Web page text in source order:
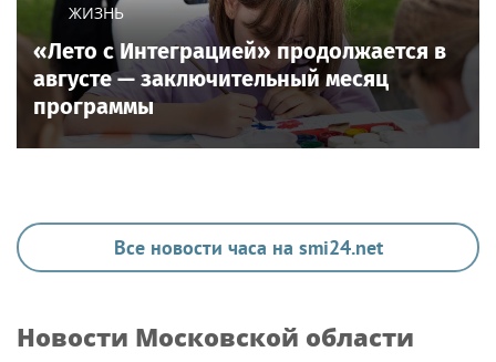
ЖИЗНЬ
«Лето с Интеграцией» продолжается в
августе — заключительный месяц
программы
Все новости часа на smi24.net
Новости Московской области